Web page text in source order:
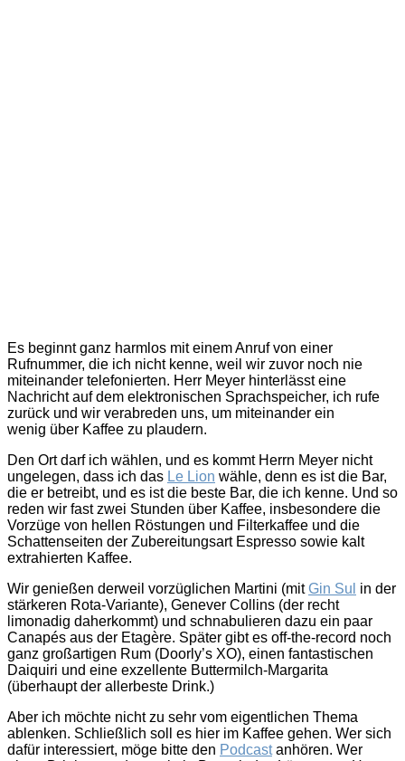
Es beginnt ganz harmlos mit einem Anruf von einer
Rufnummer, die ich nicht kenne, weil wir zuvor noch nie
miteinander telefonierten. Herr Meyer hinterlässt eine
Nachricht auf dem elektronischen Sprachspeicher, ich rufe
zurück und wir verabreden uns, um miteinander ein
wenig über Kaffee zu plaudern.
Den Ort darf ich wählen, und es kommt Herrn Meyer nicht
ungelegen, dass ich das Le Lion wähle, denn es ist die Bar,
die er betreibt, und es ist die beste Bar, die ich kenne. Und so
reden wir fast zwei Stunden über Kaffee, insbesondere die
Vorzüge von hellen Röstungen und Filterkaffee und die
Schattenseiten der Zubereitungsart Espresso sowie kalt
extrahierten Kaffee.
Wir genießen derweil vorzüglichen Martini (mitGin Sul in der
stärkeren Rota-Variante), Genever Collins (der recht
limonadig daherkommt) und schnabulieren dazu ein paar
Canapés aus der Etagère. Später gibt es off-the-record noch
ganz großartigen Rum (Doorly’s XO), einen fantastischen
Daiquiri und eine exzellente Buttermilch-Margarita
(überhaupt der allerbeste Drink.)
Aber ich möchte nicht zu sehr vom eigentlichen Thema
ablenken. Schließlich soll es hier im Kaffee gehen. Wer sich
dafür interessiert, möge bitte den Podcastanhören. Wer